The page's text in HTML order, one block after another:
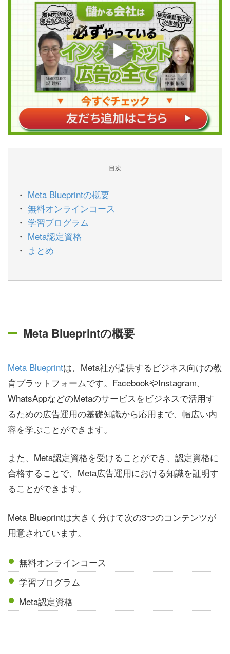
目次
Meta Blueprintの概要
無料オンラインコース
学習プログラム
Meta認定資格
まとめ
Meta Blueprintの概要
Meta Blueprintは、Meta社が提供するビジネス向けの教
育プラットフォームです。FacebookやInstagram、
WhatsAppなどのMetaのサービスをビジネスで活用す
るための広告運用の基礎知識から応用まで、幅広い内
容を学ぶことができます。
また、Meta認定資格を受けることができ、認定資格に
合格することで、Meta広告運用における知識を証明す
ることができます。
Meta Blueprintは大きく分けて次の3つのコンテンツが
用意されています。
無料オンラインコース
学習プログラム
Meta認定資格